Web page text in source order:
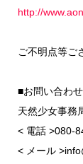
http://
ご不明点等ご
■お問い合わせ
天然少女事務
< 電話 >080-
< メール